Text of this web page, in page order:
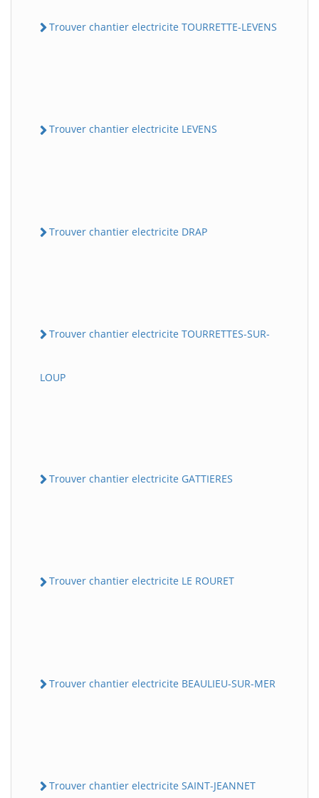
Trouver chantier electricite TOURRETTE-LEVENS
Trouver chantier electricite LEVENS
Trouver chantier electricite DRAP
Trouver chantier electricite TOURRETTES-SUR-
LOUP
Trouver chantier electricite GATTIERES
Trouver chantier electricite LE ROURET
Trouver chantier electricite BEAULIEU-SUR-MER
Trouver chantier electricite SAINT-JEANNET